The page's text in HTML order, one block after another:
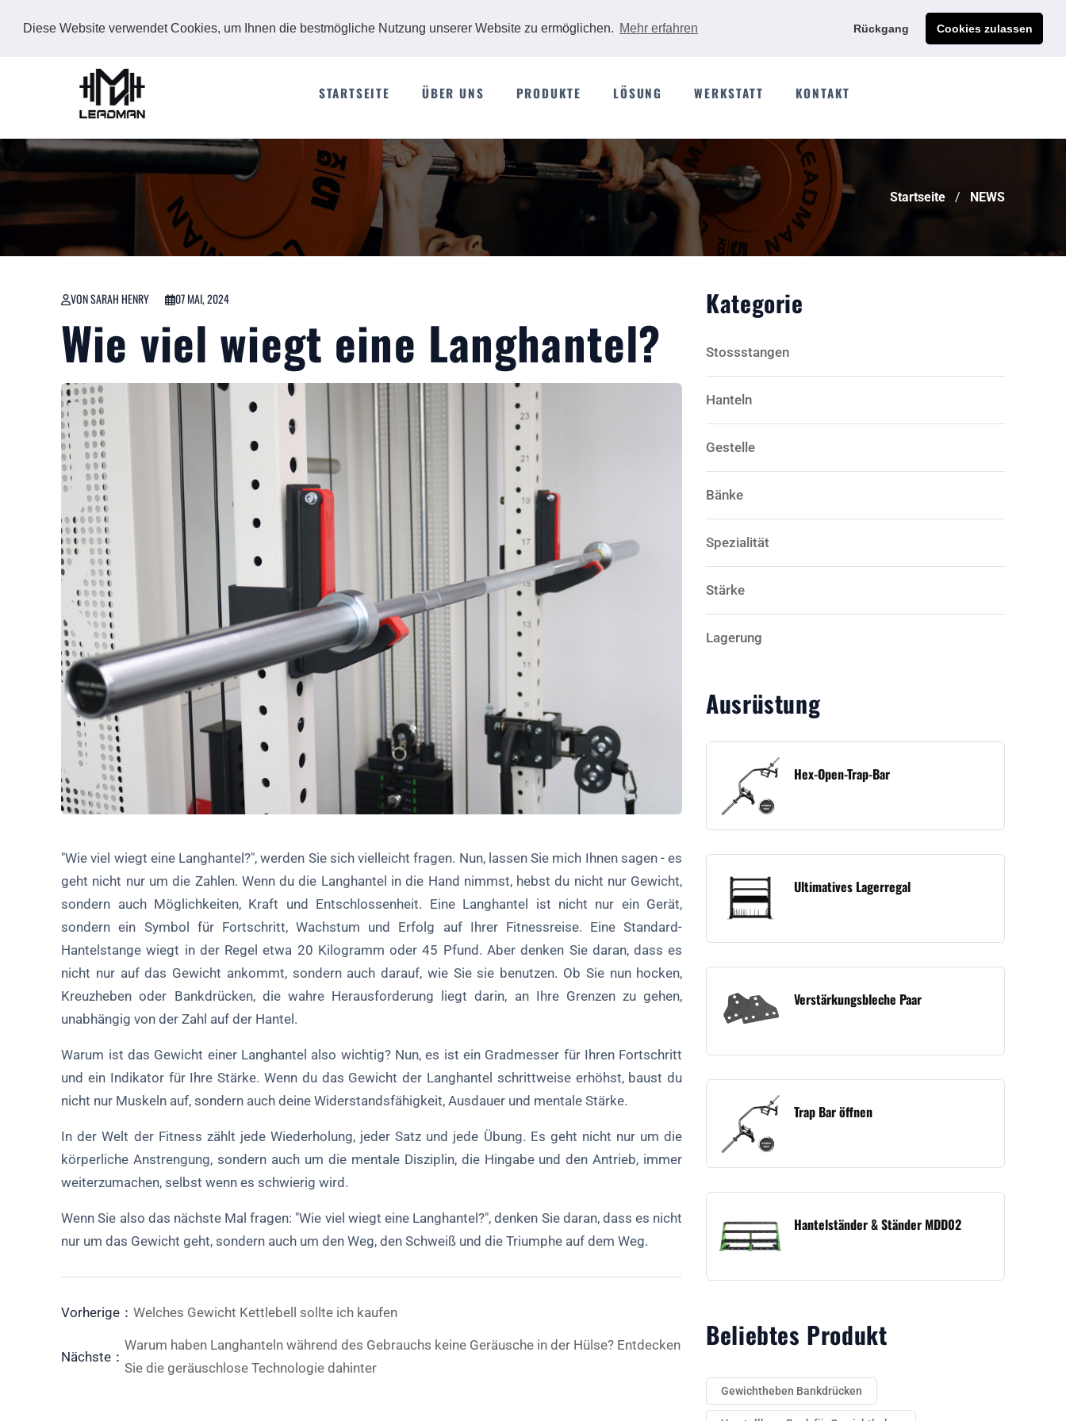
Diese Website verwendet Cookies, um Ihnen die bestmögliche Nutzung unserer Website zu ermöglichen. Mehr erfahren Rückgang Cookies zulassen
Jetzt individuelles Angebot anfordern
STARTSEITE ÜBER UNS PRODUKTE LÖSUNG WERKSTATT KONTAKT
Startseite NEWS
VON SARAH HENRY 07 MAI, 2024
Wie viel wiegt eine Langhantel?
"Wie viel wiegt eine Langhantel?", werden Sie sich vielleicht fragen. Nun, lassen Sie mich Ihnen sagen - es
geht nicht nur um die Zahlen. Wenn du die Langhantel in die Hand nimmst, hebst du nicht nur Gewicht,
sondern auch Möglichkeiten, Kraft und Entschlossenheit. Eine Langhantel ist nicht nur ein Gerät,
sondern ein Symbol für Fortschritt, Wachstum und Erfolg auf Ihrer Fitnessreise. Eine Standard-
Hantelstange wiegt in der Regel etwa 20 Kilogramm oder 45 Pfund. Aber denken Sie daran, dass es
nicht nur auf das Gewicht ankommt, sondern auch darauf, wie Sie sie benutzen. Ob Sie nun hocken,
Kreuzheben oder Bankdrücken, die wahre Herausforderung liegt darin, an Ihre Grenzen zu gehen,
unabhängig von der Zahl auf der Hantel.
Warum ist das Gewicht einer Langhantel also wichtig? Nun, es ist ein Gradmesser für Ihren Fortschritt
und ein Indikator für Ihre Stärke. Wenn du das Gewicht der Langhantel schrittweise erhöhst, baust du
nicht nur Muskeln auf, sondern auch deine Widerstandsfähigkeit, Ausdauer und mentale Stärke.
In der Welt der Fitness zählt jede Wiederholung, jeder Satz und jede Übung. Es geht nicht nur um die
körperliche Anstrengung, sondern auch um die mentale Disziplin, die Hingabe und den Antrieb, immer
weiterzumachen, selbst wenn es schwierig wird.
Wenn Sie also das nächste Mal fragen: "Wie viel wiegt eine Langhantel?", denken Sie daran, dass es nicht
nur um das Gewicht geht, sondern auch um den Weg, den Schweiß und die Triumphe auf dem Weg.
Vorherige：Welches Gewicht Kettlebell sollte ich kaufen
Nächste：
Warum haben Langhanteln während des Gebrauchs keine Geräusche in der Hülse? Entdecken
Sie die geräuschlose Technologie dahinter
Kategorie
Stossstangen
Hanteln
Gestelle
Bänke
Spezialität
Stärke
Lagerung
Ausrüstung
Hex-Open-Trap-Bar
Ultimatives Lagerregal
Verstärkungsbleche Paar
Trap Bar öffnen
Hantelständer & Ständer MDD02
Beliebtes Produkt
Gewichtheben Bankdrücken